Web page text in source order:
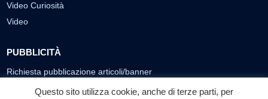
Video Curiosità
Video
PUBBLICITÀ
Richiesta pubblicazione articoli/banner
SEGUICI SUI SOCIAL
Questo sito utilizza cookie, anche di terze parti, per